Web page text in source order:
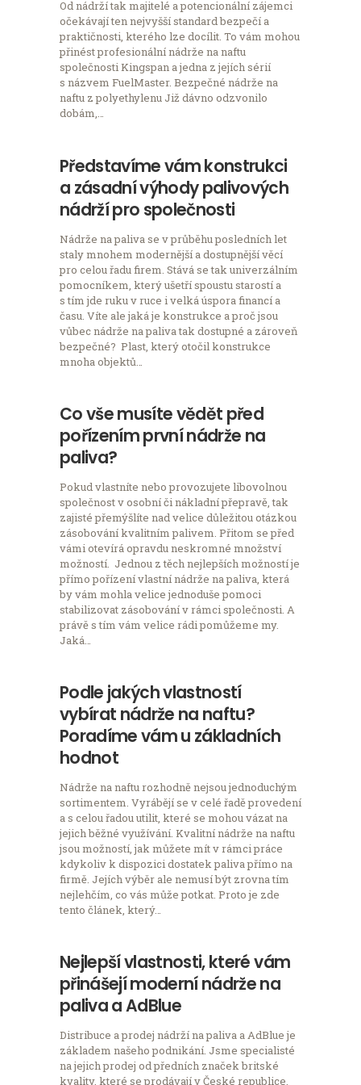
Od nádrží tak majitelé a potencionální zájemci
očekávají ten nejvyšší standard bezpečí a
praktičnosti, kterého lze docílit. To vám mohou
přinést profesionální nádrže na naftu
společnosti Kingspan a jedna z jejích sérií
s názvem FuelMaster. Bezpečné nádrže na
naftu z polyethylenu Již dávno odzvonilo
dobám,…
Představíme vám konstrukci
a zásadní výhody palivových
nádrží pro společnosti
Nádrže na paliva se v průběhu posledních let
staly mnohem modernější a dostupnější věcí
pro celou řadu firem. Stává se tak univerzálním
pomocníkem, který ušetří spoustu starostí a
s tím jde ruku v ruce i velká úspora financí a
času. Víte ale jaká je konstrukce a proč jsou
vůbec nádrže na paliva tak dostupné a zároveň
bezpečné? Plast, který otočil konstrukce
mnoha objektů…
Co vše musíte vědět před
pořízením první nádrže na
paliva?
Pokud vlastníte nebo provozujete libovolnou
společnost v osobní či nákladní přepravě, tak
zajisté přemýšlíte nad velice důležitou otázkou
zásobování kvalitním palivem. Přitom se před
vámi otevírá opravdu neskromné množství
možností. Jednou z těch nejlepších možností je
přímo pořízení vlastní nádrže na paliva, která
by vám mohla velice jednoduše pomoci
stabilizovat zásobování v rámci společnosti. A
právě s tím vám velice rádi pomůžeme my.
Jaká…
Podle jakých vlastností
vybírat nádrže na naftu?
Poradíme vám u základních
hodnot
Nádrže na naftu rozhodně nejsou jednoduchým
sortimentem. Vyrábějí se v celé řadě provedení
a s celou řadou utilit, které se mohou vázat na
jejich běžné využívání. Kvalitní nádrže na naftu
jsou možností, jak můžete mít v rámci práce
kdykoliv k dispozici dostatek paliva přímo na
firmě. Jejích výběr ale nemusí být zrovna tím
nejlehčím, co vás může potkat. Proto je zde
tento článek, který…
Nejlepší vlastnosti, které vám
přinášejí moderní nádrže na
paliva a AdBlue
Distribuce a prodej nádrží na paliva a AdBlue je
základem našeho podnikání. Jsme specialisté
na jejich prodej od předních značek britské
kvality, které se prodávají v České republice.